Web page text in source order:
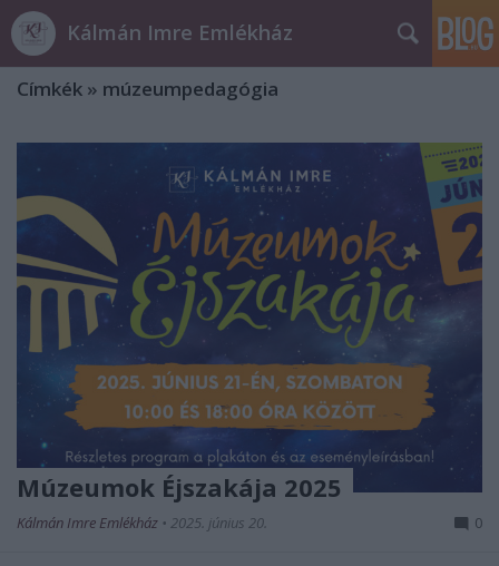
Kálmán Imre Emlékház
Címkék » múzeumpedagógia
Múzeumok Éjszakája 2025
Kálmán Imre Emlékház • 2025. június 20. 0